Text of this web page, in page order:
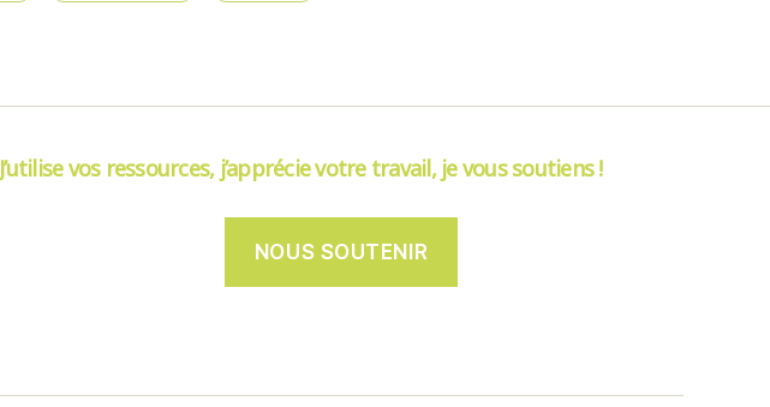
J’utilise vos ressources, j’apprécie votre travail, je vous soutiens !
NOUS SOUTENIR